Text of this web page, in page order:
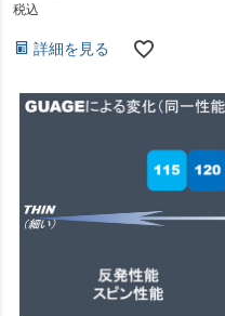
税込
詳細を見る